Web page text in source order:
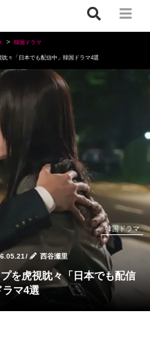
韓国ドラマ
々「日本でも配信中」韓国ドラマ4選
/ 西谷瀬里
韓国ドラマ
ラマ4選